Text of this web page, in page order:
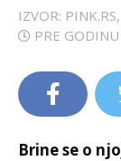
EXTRA
IZVOR:
PRE GODINU
Brine se o